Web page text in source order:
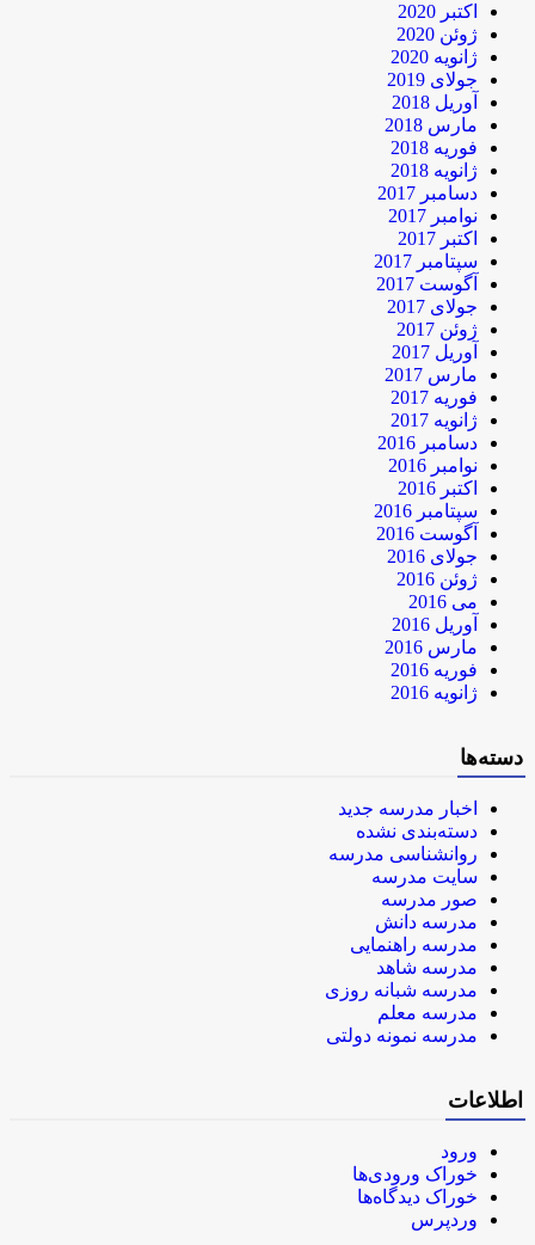
اکتبر 2020
ژوئن 2020
ژانویه 2020
جولای 2019
آوریل 2018
مارس 2018
فوریه 2018
ژانویه 2018
دسامبر 2017
نوامبر 2017
اکتبر 2017
سپتامبر 2017
آگوست 2017
جولای 2017
ژوئن 2017
آوریل 2017
مارس 2017
فوریه 2017
ژانویه 2017
دسامبر 2016
نوامبر 2016
اکتبر 2016
سپتامبر 2016
آگوست 2016
جولای 2016
ژوئن 2016
می 2016
آوریل 2016
مارس 2016
فوریه 2016
ژانویه 2016
دسته‌ها
اخبار مدرسه جدید
دسته‌بندی نشده
روانشناسی مدرسه
سایت مدرسه
صور مدرسه
مدرسه دانش
مدرسه راهنمایی
مدرسه شاهد
مدرسه شبانه روزی
مدرسه معلم
مدرسه نمونه دولتی
اطلاعات
ورود
خوراک ورودی‌ها
خوراک دیدگاه‌ها
وردپرس